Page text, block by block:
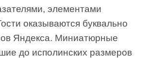
элементами
оказываются буквально
Яндекса. Миниатюрные
до исполинских размеров